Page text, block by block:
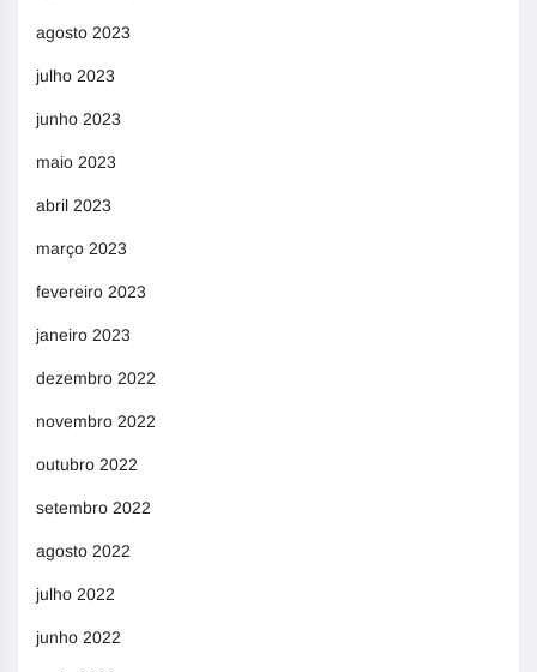
agosto 2023
julho 2023
junho 2023
maio 2023
abril 2023
março 2023
fevereiro 2023
janeiro 2023
dezembro 2022
novembro 2022
outubro 2022
setembro 2022
agosto 2022
julho 2022
junho 2022